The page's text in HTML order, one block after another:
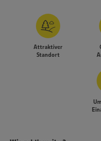
Attraktiver
Standort